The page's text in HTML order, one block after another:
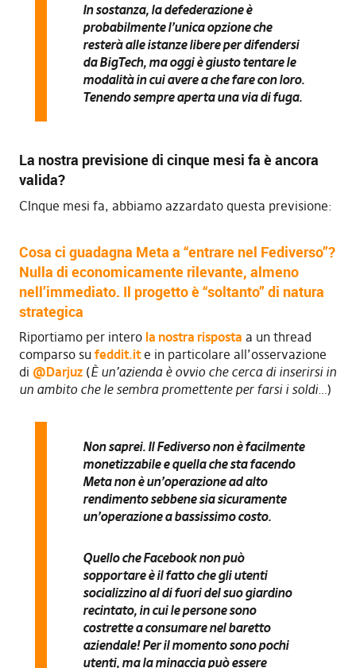
In sostanza, la defederazione è
probabilmente l’unica opzione che
resterà alle istanze libere per difendersi
da BigTech, ma oggi è giusto tentare le
modalità in cui avere a che fare con loro.
Tenendo sempre aperta una via di fuga.
La nostra previsione di cinque mesi fa è ancora
valida?
CInque mesi fa, abbiamo azzardato questa previsione:
Cosa ci guadagna Meta a “entrare nel Fediverso”?
Nulla di economicamente rilevante, almeno
nell’immediato. Il progetto è “soltanto” di natura
strategica
Riportiamo per intero la nostra risposta a un thread
comparso su feddit.ite in particolare all’osservazione
di @Darjuz(È un’azienda è ovvio che cerca di inserirsi in
un ambito che le sembra promettente per farsi i soldi… )
Non saprei. Il Fediversonon è facilmente
monetizzabilee quella che sta facendo
Metanon è un’operazione ad alto
rendimento sebbene sia sicuramente
un’operazione a bassissimo costo.
Quello che Facebook non può
sopportare è il fatto che gli utenti
socializzino al di fuori del suo giardino
recintato, in cui le persone sono
costrette a consumare nel baretto
aziendale!Per il momento sono pochi
utenti, ma la minaccia può essere